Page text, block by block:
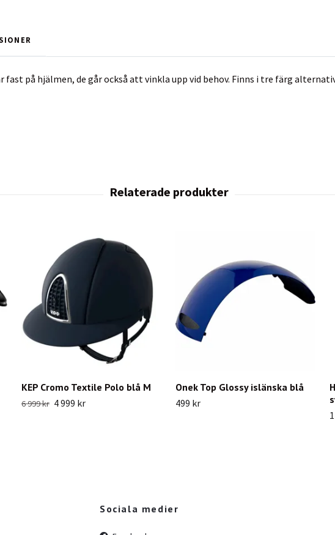
på hjälmen, de går också att vinkla upp vid behov. Finns i tre färg
KEP Cromo Textile Polo blå M
6 999 kr 4 999 kr
Onek Top Glossy islänska blå
499 kr
Sociala medier